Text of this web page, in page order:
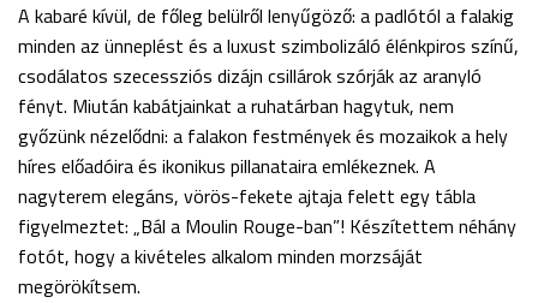
A kabaré kívül, de főleg belülről lenyűgöző: a padlótól a falakig
minden az ünneplést és a luxust szimbolizáló élénkpiros színű,
csodálatos szecessziós dizájn csillárok szórják az aranyló
fényt. Miután kabátjainkat a ruhatárban hagytuk, nem
győzünk nézelődni: a falakon festmények és mozaikok a hely
híres előadóira és ikonikus pillanataira emlékeznek. A
nagyterem elegáns, vörös-fekete ajtaja felett egy tábla
figyelmeztet: „Bál a Moulin Rouge-ban”! Készítettem néhány
fotót, hogy a kivételes alkalom minden morzsáját
megörökítsem.